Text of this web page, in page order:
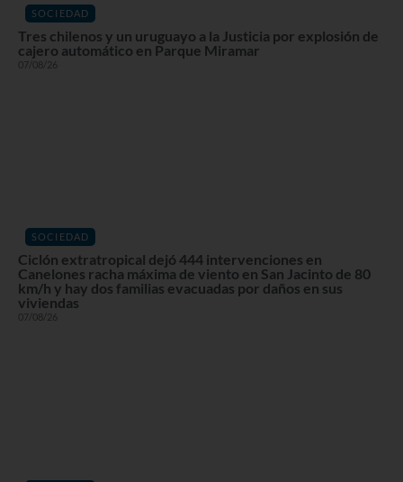
SOCIEDAD
Tres chilenos y un uruguayo a la Justicia por explosión de
cajero automático en Parque Miramar
07/08/26
SOCIEDAD
Ciclón extratropical dejó 444 intervenciones en
Canelones racha máxima de viento en San Jacinto de 80
km/h y hay dos familias evacuadas por daños en sus
viviendas
07/08/26